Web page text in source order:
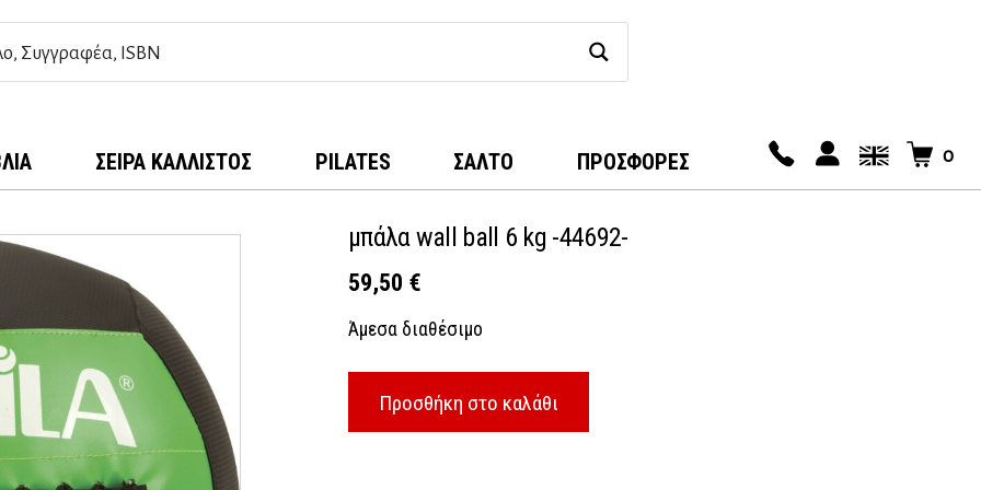
ΣΕΙΡΆ ΚΆΛΛΙΣΤΟΣ PILATES ΣΑΛΤΟ ΠΡΟΣΦΟΡΕΣ 0
μπάλα wall ball 6 kg -44692-
59,50 €
Άμεσα διαθέσιμο
Προσθήκη στο καλάθι